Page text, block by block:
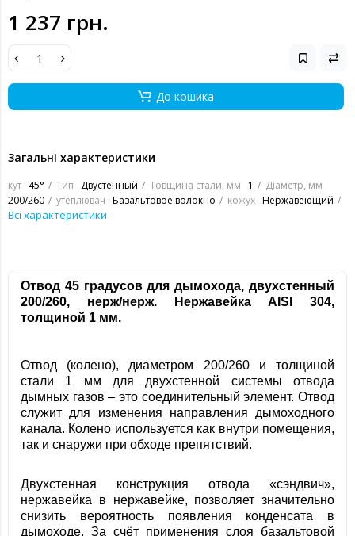
1 237 грн.
До кошика
Загальні характеристики
кут 45° Тип Двустенный Товщина стали, мм 1
Діаметр, мм
200/260
утеплювач Базальтовое волокно кожух Нержавеющий
Всі характеристики
Отвод 45 градусов для дымохода, двухстенный
200/260, нерж/нерж. НержавейкаAISI 304,
толщиной 1 мм.
Отвод (колено), диаметром 200/260 и толщиной
стали 1 мм для двухстенной системы отвода
дымных газов – это соединительный элемент. Отвод
служит для изменения направления дымоходного
канала. Колено используется как внутри помещения,
так и снаружи при обходе препятствий.
Двухстенная конструкция отвода «сэндвич»,
нержавейка в нержавейке, позволяет значительно
снизить вероятность появления конденсата в
дымоходе. За счёт применения слоя базальтовой